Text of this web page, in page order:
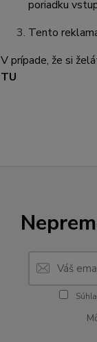
poriadku
Tento
V prípade, že si
TU